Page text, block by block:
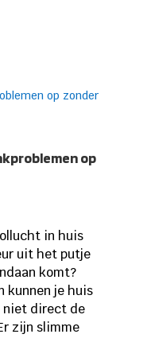
op
in huis
uit het putje
komt?
kunnen je huis
niet direct de
zijn slimme